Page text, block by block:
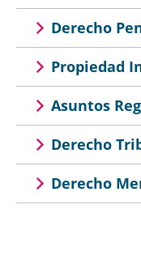
Derecho
Propiedad
Asuntos
Derecho
Derecho